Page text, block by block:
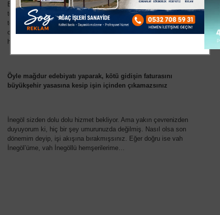
Belediyenin her ay zarar etmesi ne Ahmet amcayı, nede Ayşe
teyzeyi bağlamaz. Bu nedenle sokaklarda çöpler zamanında
toplanmıyorsa, kanalizasyonlar patladığında zamanında
onarılmıyorsa, belediye personeli zamanında maaşını alamıyorsa,
hesabını vereceksiniz.
Öyle mağdur edebiyatı yaparak, kötü gidişin faturasını
büyükşehir yasasına kesip işin içinden çıkamazsınız
İnegöl sizden dolu dolu hizmet bekliyor. Ama yakın çevrenizden
duyuyorum ki, hiç bir şey umurunuzda değilmiş. Nasıl olsa son
dönemim deyip, işi akışına bırakmışsınız. Eğer doğru ise vah
İnegöl’üme, vah İnegöllü hemşerilerime…